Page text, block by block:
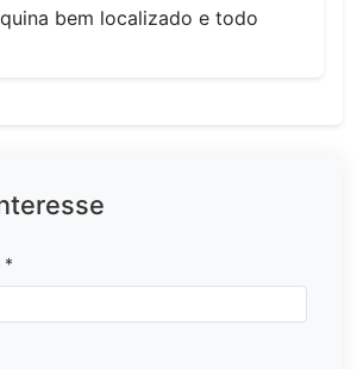
bem localizado e todo
*